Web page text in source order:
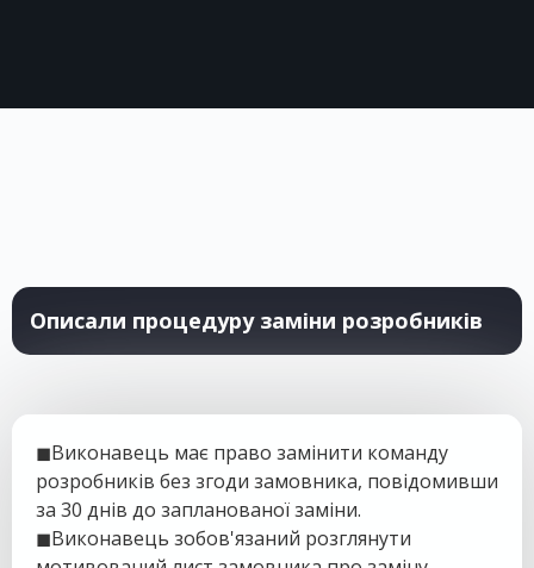
Описали процедуру заміни розробників
◼Виконавець має право замінити команду
розробників без згоди замовника, повідомивши
за 30 днів до запланованої заміни.
◼Виконавець зобов'язаний розглянути